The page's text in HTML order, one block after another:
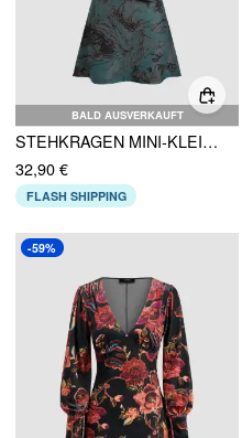
BALD AUSVERKAUFT
STEHKRAGEN MINI-KLEID MIT FIGURENGRAFIK UND RÜSCHEN
32,90 €
FLASH SHIPPING
-59%